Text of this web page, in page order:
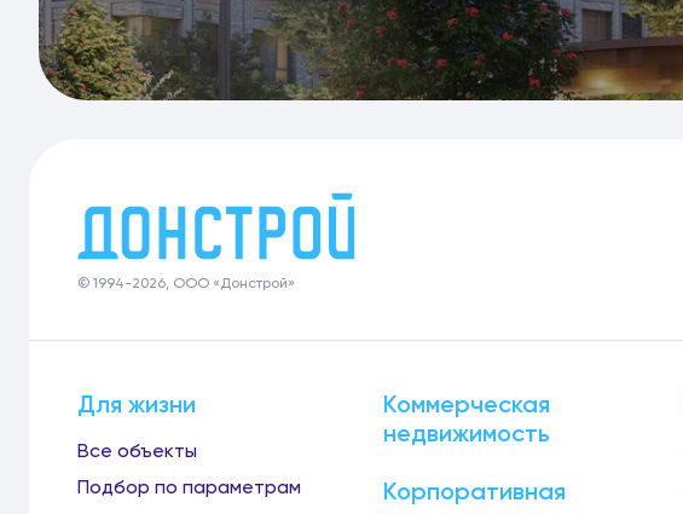
© 1994-2026, ООО «Донстрой»
Для жизни
Все объекты
Подбор по параметрам
Коммерческая
недвижимость
Корпоративная